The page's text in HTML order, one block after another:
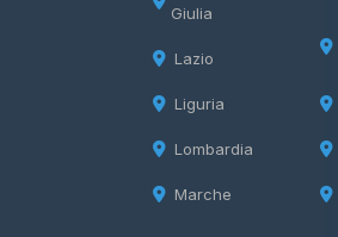
Giulia
Lazio
Liguria
Lombardia
Marche